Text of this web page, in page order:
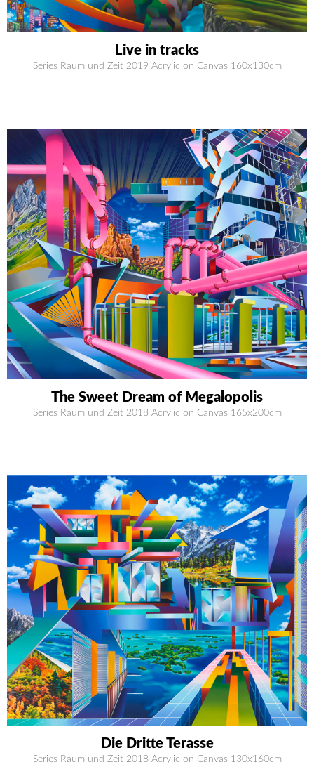
Live in tracks
Series Raum und Zeit 2019 Acrylic on Canvas 160x130cm
The Sweet Dream of Megalopolis
Series Raum und Zeit 2018 Acrylic on Canvas 165x200cm
Die Dritte Terasse
Series Raum und Zeit 2018 Acrylic on Canvas 130x160cm